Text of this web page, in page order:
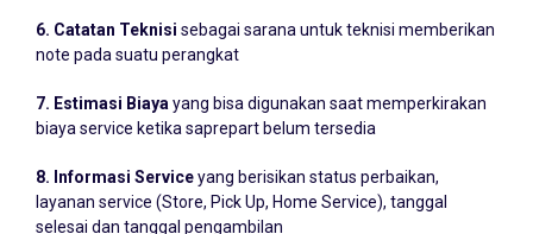
note pada suatu perangkat
biaya service ketika saprepart belum tersedia
layanan service (Store, Pick Up, Home Service), tanggal
selesai dan tanggal pengambilan